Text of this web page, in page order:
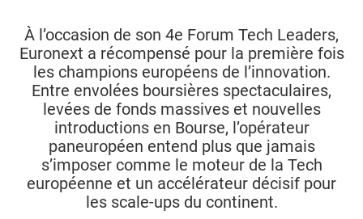
À l’occasion de son 4e Forum Tech Leaders,
Euronext a récompensé pour la première fois
les champions européens de l’innovation.
Entre envolées boursières spectaculaires,
levées de fonds massives et nouvelles
introductions en Bourse, l’opérateur
paneuropéen entend plus que jamais
s’imposer comme le moteur de la Tech
européenne et un accélérateur décisif pour
les scale-ups du continent.